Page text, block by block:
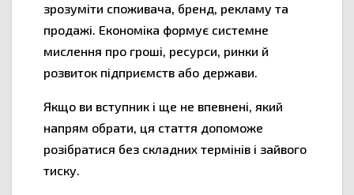
зрозуміти споживача, бренд, рекламу та
продажі. Економіка формує системне
мислення про гроші, ресурси, ринки й
розвиток підприємств або держави.
Якщо ви вступник і ще не впевнені, який
напрям обрати, ця стаття допоможе
розібратися без складних термінів і зайвого
тиску.